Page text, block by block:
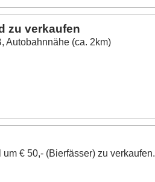
zu verkaufen
Autobahnnähe (ca. 2km)
um € 50,- (Bierfässer) zu verkaufen.